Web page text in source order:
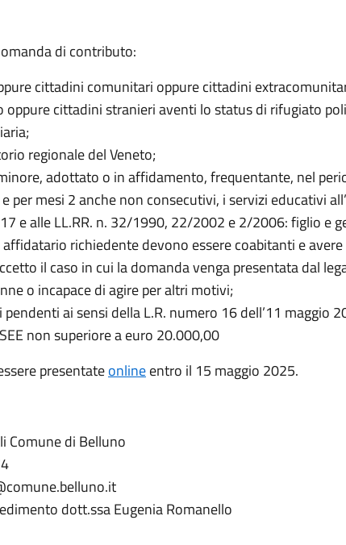
di contributo:
cittadini comunitari oppure cittadini
cittadini stranieri aventi lo status di rifugiato
regionale del Veneto;
adottato o in affidamento, frequentante, nel
per mesi 2 anche non consecutivi, i servizi educativi
e alle LL.RR. n. 32/1990, 22/2002 e 2/2006: figlio e
richiedente devono essere coabitanti e
il caso in cui la domanda venga presentata dal
o incapace di agire per altri motivi;
ai sensi della L.R. numero 16 dell’11 maggio
non superiore a euro 20.000,00
presentateonlineentro il 15 maggio 2025.
Comune di Belluno
dott.ssa Eugenia Romanello